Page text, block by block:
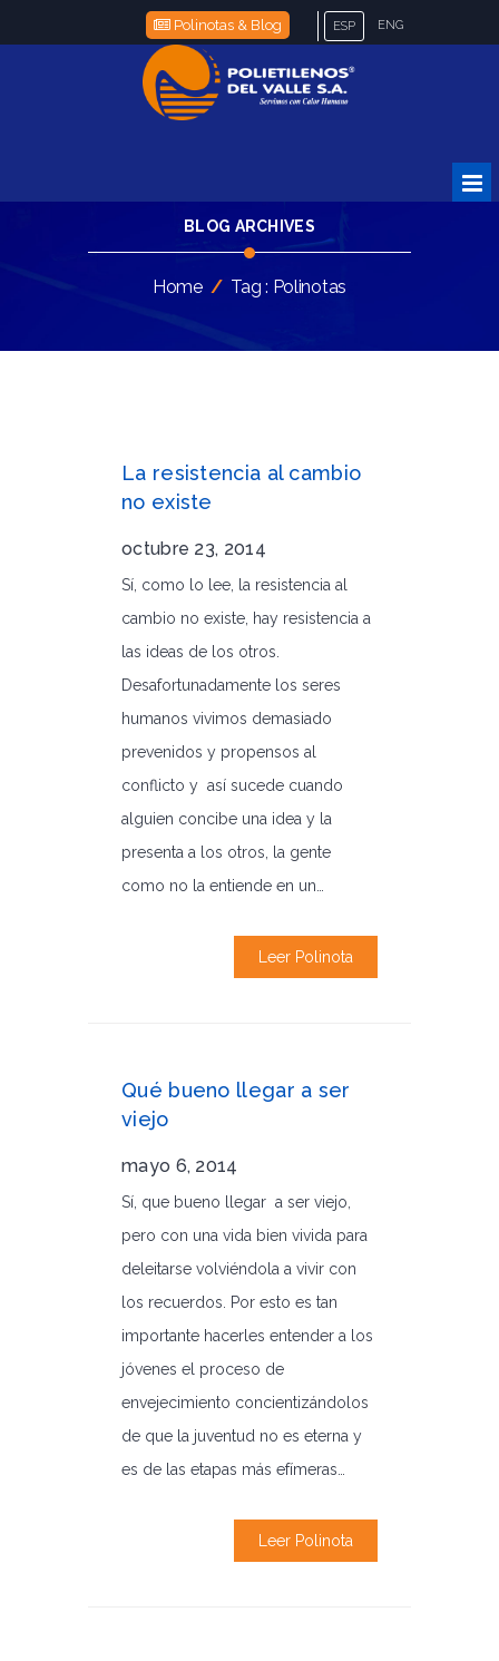
Polinotas & Blog ESP ENG
BLOG ARCHIVES
Home / Tag : Polinotas
La resistencia al cambio
no existe
octubre 23, 2014
Sí, como lo lee, la resistencia al
cambio no existe, hay resistencia a
las ideas de los otros.
Desafortunadamente los seres
humanos vivimos demasiado
prevenidos y propensos al
conflicto y así sucede cuando
alguien concibe una idea y la
presenta a los otros, la gente
como no la entiende en un…
Leer Polinota
Qué bueno llegar a ser
viejo
mayo 6, 2014
Sí, que bueno llegar a ser viejo,
pero con una vida bien vivida para
deleitarse volviéndola a vivir con
los recuerdos. Por esto es tan
importante hacerles entender a los
jóvenes el proceso de
envejecimiento concientizándolos
de que la juventud no es eterna y
es de las etapas más efímeras…
Leer Polinota